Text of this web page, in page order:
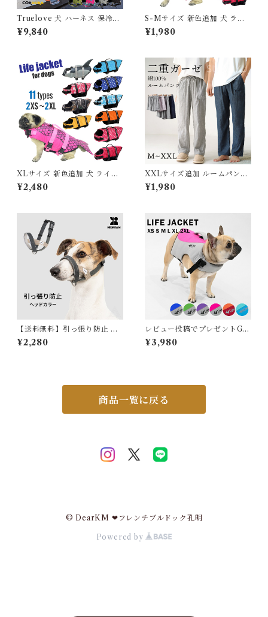
Truelove 犬 ハーネス 保冷剤
付き 高機能 夏 熱中症対策 暑
さ対策 ソフトハーネス コーデ
かり 安全 7色 反射素材 かわい
い カラフル 夜間安全 定番 優
しい 保冷剤対応 TLB2251
¥9,840
S-Mサイズ 新色追加 犬 ライ
フジャケット 犬用 ドッグ ペッ
ト 安全 安心 超小型犬 小型犬
サップ救命胴衣 KM514G
¥1,980
XLサイズ 新色追加 犬 ライフ
ジャケット 犬用 ドッグ ペット
安全 安心 超小型犬 小型犬 中
ップ救命胴衣 KM514G
¥2,480
XXLサイズ追加 ルームパンツ
綿100％ ダブルガーゼ ロング
丈 ショート丈 パジャマ ルーム
短パン 長ズボン ナイトウェア
オールシーズン シンプル ガー
ゼ 薄手 軽い 快適 部屋着 567
5766 スイモク【水沐良品】
¥1,980
【送料無料】引っ張り防止 ヘ
ッドカラー ジェントルリーダ
ー S M L XL 小型犬 中型犬 大
トレーニンググッズ 安全 安心
¥2,280
レビュー投稿でプレゼントGE
T 新 ライフジャケット 高品質
犬 犬用 救命胴衣 ドッグ ペッ
ング XS S M L XL 2XL チワ
中型犬 大型犬 KM895JK
¥3,980
商品一覧に戻る
© DearKM ❤︎フレンチブルドック孔明
Powered by